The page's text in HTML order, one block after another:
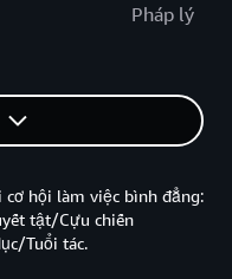
Pháp lý
hội làm việc bình đẳng:
tật/Cựu chiến
Tuổi tác.